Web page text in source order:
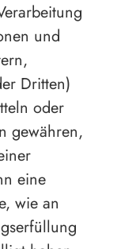
und
Dritten)
oder
gewähren,
eine
wie an